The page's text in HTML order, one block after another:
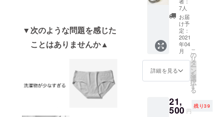
▼次のような問題を感じた
ことはありませんか▲
・先着
20名様
専用 ・
Mobile
Washer
１個を
お届け
・全国
送料無
料（離
島除
7人
お届
け予
定：
2021
年04
月
詳細を見る
こ
の
リ
タ
ー
ン
を
選
択
す
る
21,
500 円
残り39